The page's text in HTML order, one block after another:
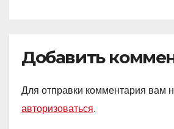
Добавить
Для отправки комментария вам
авторизоваться.